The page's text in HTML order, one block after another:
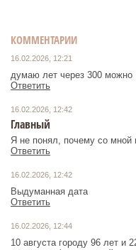
КОММЕНТАРИИ
16.02.2026, 12:21
думаю лет через 300 можно
Ответить
16.02.2026, 12:42
Главный
Я не понял, почему со мной
Ответить
16.02.2026, 12:42
Выдуманная дата
Ответить
16.02.2026, 12:44
10 августа городу 96 лет и